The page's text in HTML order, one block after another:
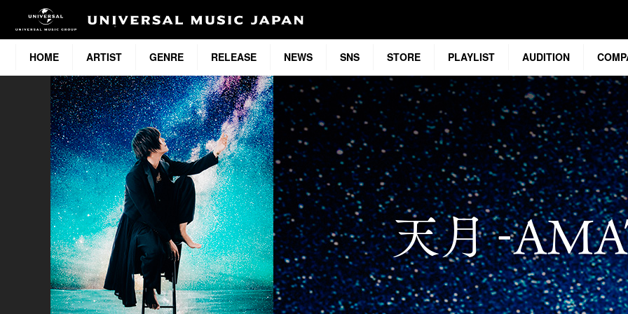
HOME ARTIST GENRE RELEASE NEWS SNS STORE PLAYLIST AUDITION